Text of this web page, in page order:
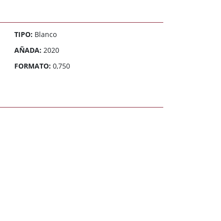
TIPO:Blanco
AÑADA:2020
FORMATO:0,750